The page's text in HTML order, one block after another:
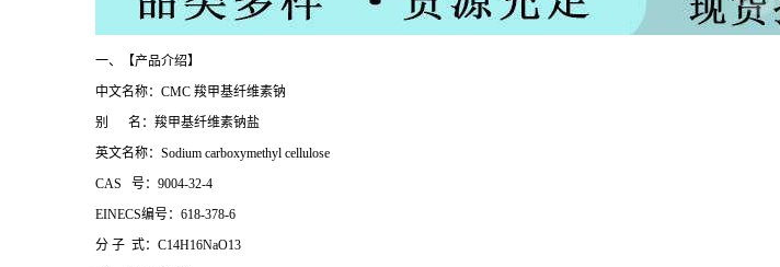
一、【产品介绍】
中文名称：CMC 羧甲基纤维素钠
别 名：羧甲基纤维素钠盐
英文名称：Sodium carboxymethyl cellulose
CAS 号：9004-32-4
EINECS编号：618-378-6
分 子 式：C14H16NaO13